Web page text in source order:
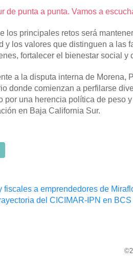
de punta a punta. Vamos a
los principales retos será
y los valores que distinguen a las
fortalecer el bienestar social
a la disputa interna de Morena,
donde comienzan a perfilarse
por una herencia política de
en Baja California Sur.
a emprendedores de
del CICIMAR-IPN en BCS